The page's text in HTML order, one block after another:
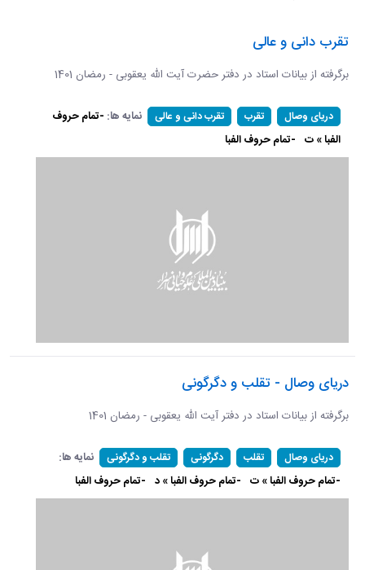
تقرب دانی و عالی
برگرفته از بیانات استاد در دفتر حضرت آیت الله یعقوبی - رمضان 1401
دریای وصال تقرب تقرب دانی و عالی نمایه ها: -تمام حروف
الفبا » ت -تمام حروف الفبا
دریای وصال - تقلب و دگرگونی
برگرفته از بیانات استاد در دفتر آیت الله یعقوبی - رمضان 1401
دریای وصال تقلب دگرگونی تقلب و دگرگونی
نمایه ها:
-تمام حروف الفبا » ت -تمام حروف الفبا » د -تمام حروف الفبا